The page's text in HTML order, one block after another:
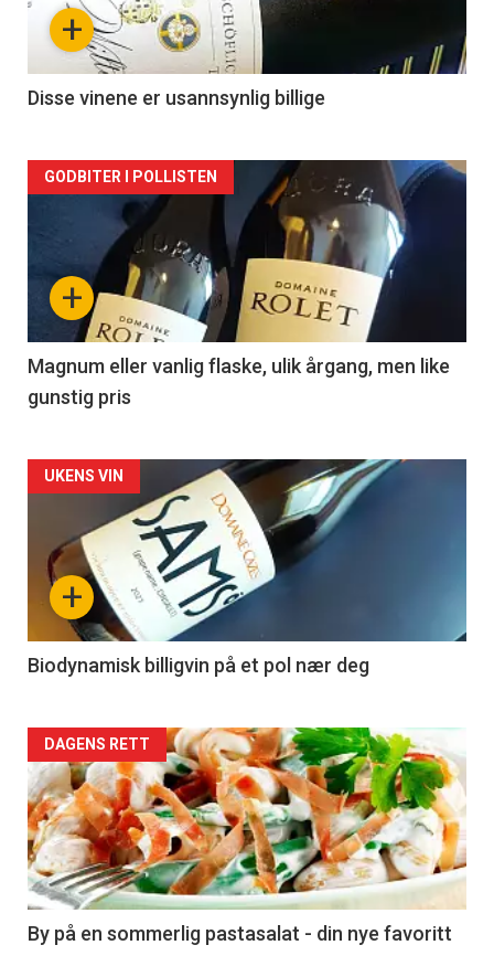
2
+
Disse vinene er usannsynlig billige
Forsiden
akkurat
nå
3
+
GODBITER I POLLISTEN
Magnum eller vanlig flaske, ulik årgang, men like
gunstig pris
Forsiden
akkurat
nå
4
+
UKENS VIN
Biodynamisk billigvin på et pol nær deg
Forsiden
akkurat
nå
-
5
DAGENS RETT
By på en sommerlig pastasalat - din nye favoritt